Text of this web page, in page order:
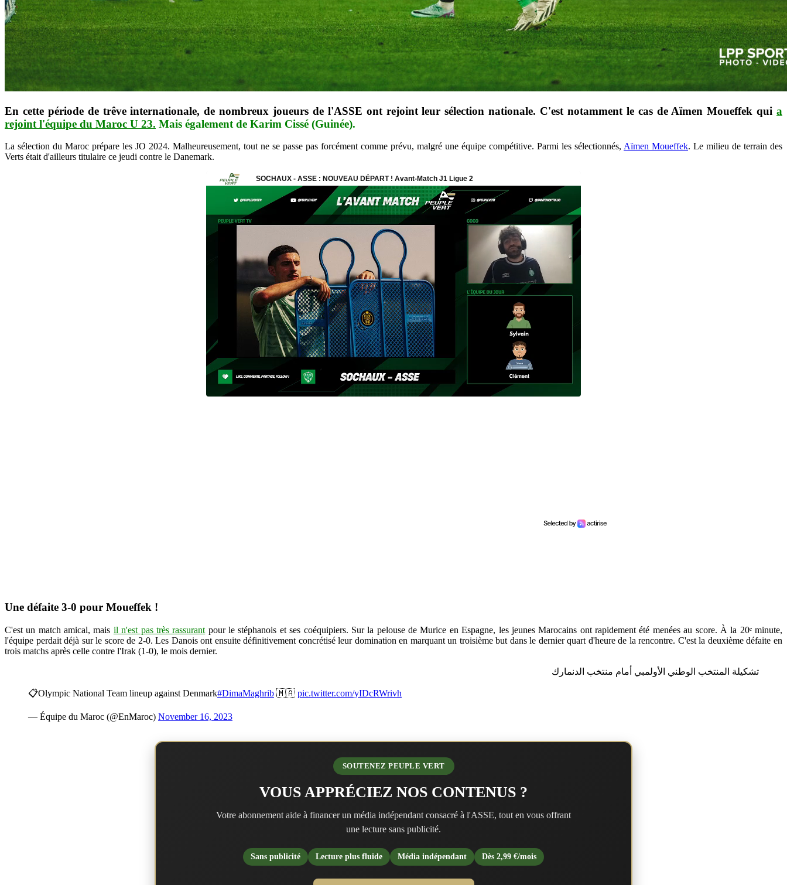
En cette période de trêve internationale, de nombreux joueurs de l'ASSE ont rejoint leur sélection nationale. C'est notamment le cas de Aïmen Moueffek qui a
rejoint l'équipe du Maroc U 23. Mais également de Karim Cissé (Guinée).
La sélection du Maroc prépare les JO 2024. Malheureusement, tout ne se passe pas forcément comme prévu, malgré une équipe compétitive. Parmi les sélectionnés, Aïmen Moueffek. Le milieu de terrain des
Verts était d'ailleurs titulaire ce jeudi contre le Danemark.
Une défaite 3-0 pour Moueffek !
C'est un match amical, mais il n'est pas très rassurant pour le stéphanois et ses coéquipiers. Sur la pelouse de Murice en Espagne, les jeunes Marocains ont rapidement été menées au score. À la 20ᵉ minute,
l'équipe perdait déjà sur le score de 2-0. Les Danois ont ensuite définitivement concrétisé leur domination en marquant un troisième but dans le dernier quart d'heure de la rencontre. C'est la deuxième défaite en
trois matchs après celle contre l'Irak (1-0), le mois dernier.
تشكيلة المنتخب الوطني الأولمبي أمام منتخب الدنمارك
📋Olympic National Team lineup against Denmark#DimaMaghrib 🇲🇦 pic.twitter.com/yIDcRWrivh
— Équipe du Maroc (@EnMaroc) November 16, 2023
SOUTENEZ PEUPLE VERT
VOUS APPRÉCIEZ NOS CONTENUS ?
Votre abonnement aide à financer un média indépendant consacré à l'ASSE, tout en vous offrant
une lecture sans publicité.
Sans publicité Lecture plus fluide Média indépendant Dès 2,99 €/mois